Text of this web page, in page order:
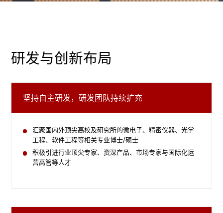
研发与创新布局
坚持自主研发，研发团队持续扩充
汇聚国内外顶尖高校及研究所的微电子、精密仪器、光学
工程、软件工程等相关专业博士/硕士
积极引进行业顶尖专家、资深产品、市场专家与国际化运
营高管等人才